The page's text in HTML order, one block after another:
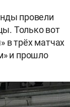
провели
Только вот
в трёх матчах
и прошло